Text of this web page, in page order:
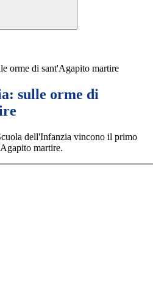
orme di sant'Agapito martire
sulle orme di
dell'Infanzia vincono il primo
martire.